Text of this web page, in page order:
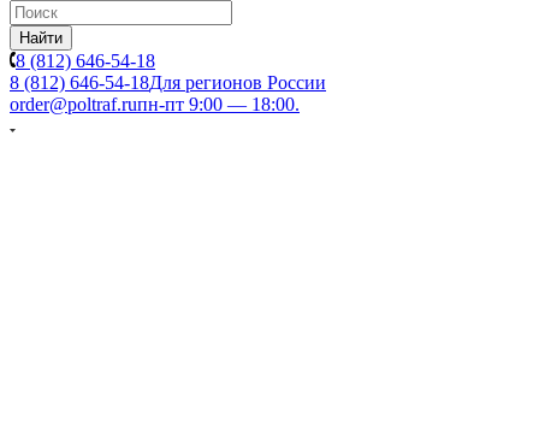
Найти
8 (812) 646-54-18
8 (812) 646-54-18Для регионов России
order@poltraf.ruпн-пт 9:00 — 18:00.